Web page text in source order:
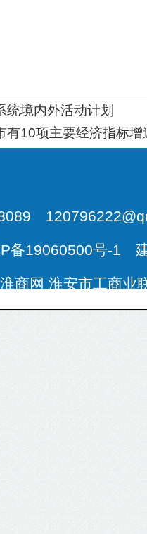
统境内外活动计划
有10项主要经济指标增
备19060500号-1
淮商网 淮安市工商业